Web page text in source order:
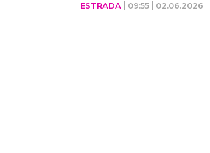
ESTRADA 09:55 02.06.2026